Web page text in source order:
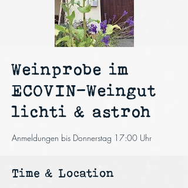
Weinprobe im
ECOVIN-Weingut
lichti & astroh
Anmeldungen bis Donnerstag 17:00 Uhr
Time & Location